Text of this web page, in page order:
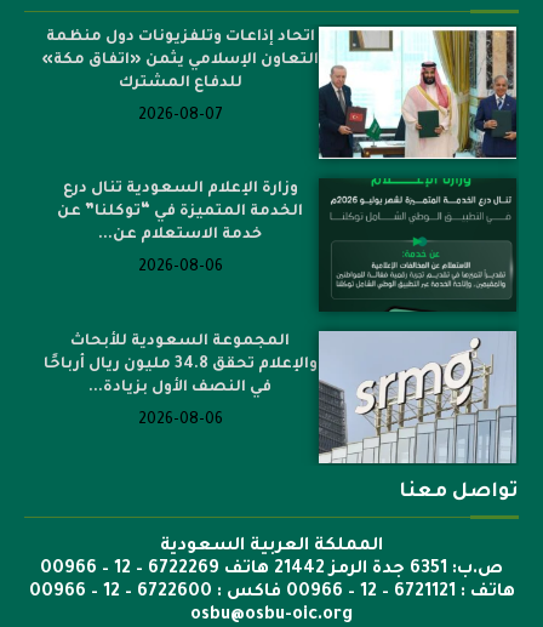
اتحاد إذاعات وتلفزيونات دول منظمة
التعاون الإسلامي يثمن «اتفاق مكة»
للدفاع المشترك
2026-08-07
وزارة الإعلام السعودية تنال درع
الخدمة المتميزة في “توكلنا” عن
خدمة الاستعلام عن...
2026-08-06
المجموعة السعودية للأبحاث
والإعلام تحقق 34.8 مليون ريال أرباحًا
في النصف الأول بزيادة...
2026-08-06
تواصل معنا
المملكة العربية السعودية
ص.ب: 6351 جدة الرمز 21442 هاتف 6722269 – 12 – 00966
هاتف : 6721121 – 12 – 00966 فاكس : 6722600 – 12 – 00966
osbu@osbu-oic.org